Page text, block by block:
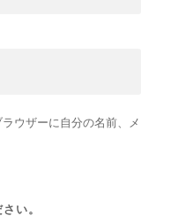
ウザーに自分の名前、メ
い。